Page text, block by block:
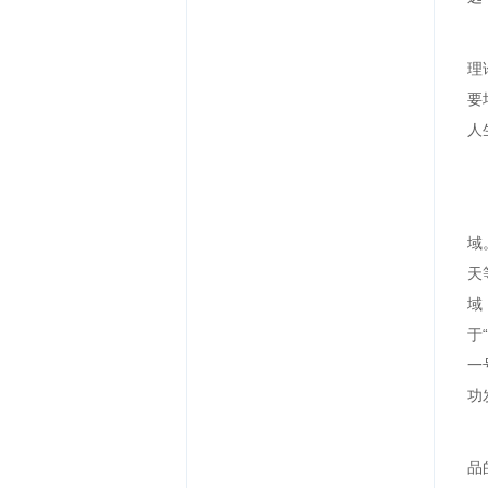
理
要
域
天
域
于
一
功
品